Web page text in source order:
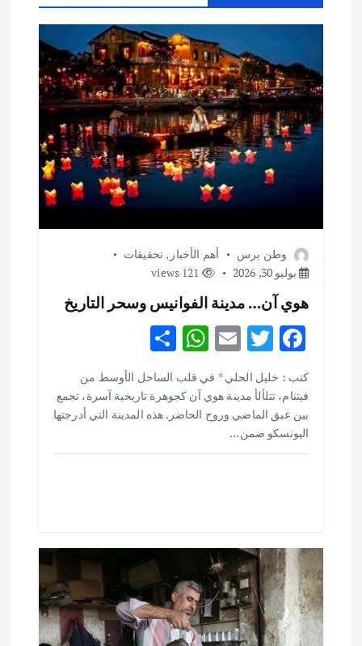
م
ق
ت
وطن برس أهم الأخبار , تحقيقات
يوليو 30, 2026
هوي آن… مدينة الفوانيس وسحر التاريخ
F
ac
e
b
o
T
w
it
te
r
E
ai
l
W
h
at
s
S
h
ar
e
كتب : خليل الحلي * في قلب الساحل الأوسط من
فيتنام، تتلألأ مدينة هوي آن كجوهرة تاريخية آسرة، تجمع
بين عبق الماضي وروح الحاضر. هذه المدينة التي أدرجتها
اليونسكو ضمن…